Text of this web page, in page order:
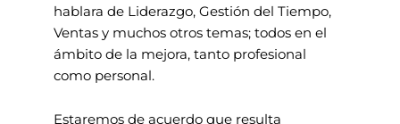
hablara de Liderazgo, Gestión del Tiempo,
Ventas y muchos otros temas; todos en el
ámbito de la mejora, tanto profesional
como personal.
Estaremos de acuerdo que resulta